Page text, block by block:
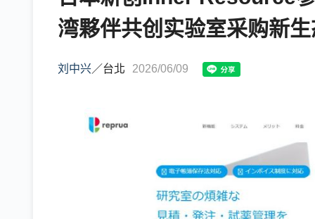
湾夥伴共创实验室采购新
刘中兴／台北 2026/06/09